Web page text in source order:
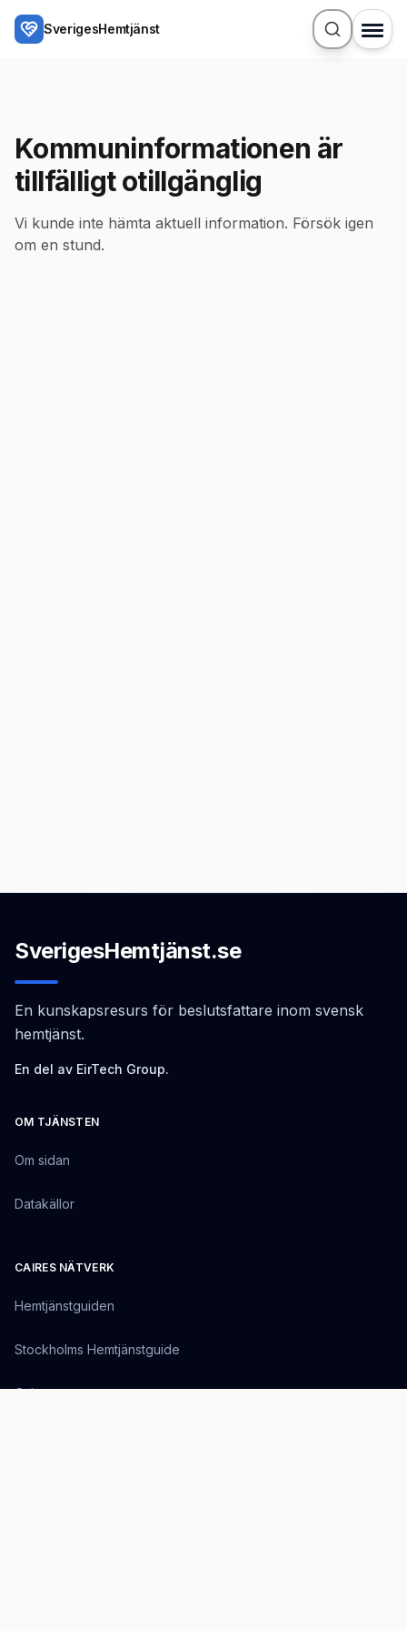
Hoppa till huvudinnehåll
SverigesHemtjänst
Kommuninformationen är
tillfälligt otillgänglig
Vi kunde inte hämta aktuell information. Försök igen
om en stund.
SverigesHemtjänst.se
En kunskapsresurs för beslutsfattare inom svensk
hemtjänst.
En del av EirTech Group.
OM TJÄNSTEN
Om sidan
Datakällor
CAIRES NÄTVERK
Hemtjänstguiden
Stockholms Hemtjänstguide
Caire